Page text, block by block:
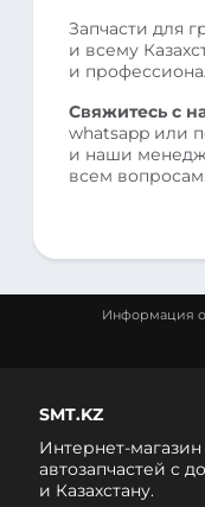
Запчасти для
и всему
и
Свяжитесь с
whatsapp или
и наши
всем вопросам.
Информация о
SMT.KZ
Интернет-
автозапчастей c
и Казахстану.